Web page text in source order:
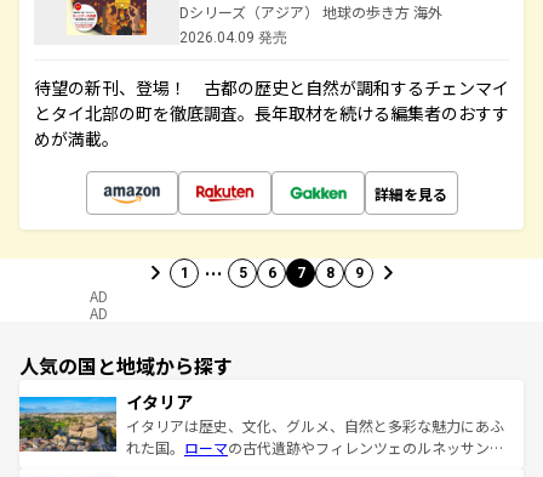
Dシリーズ（アジア） 地球の歩き方 海外
2026.04.09 発売
待望の新刊、登場！ 古都の歴史と自然が調和するチェンマイ
とタイ北部の町を徹底調査。長年取材を続ける編集者のおすす
めが満載。
詳細を見る
1 … 5 6 7 8 9
AD
AD
人気の国と地域から探す
イタリア
イタリアは歴史、文化、グルメ、自然と多彩な魅力にあふ
れた国。 ローマの古代遺跡やフィレンツェのルネッサンス